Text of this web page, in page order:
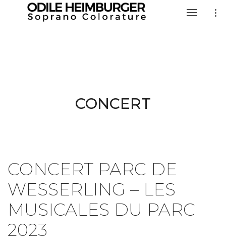
CONCERT
CONCERT PARC DE
WESSERLING – LES
MUSICALES DU PARC
2023